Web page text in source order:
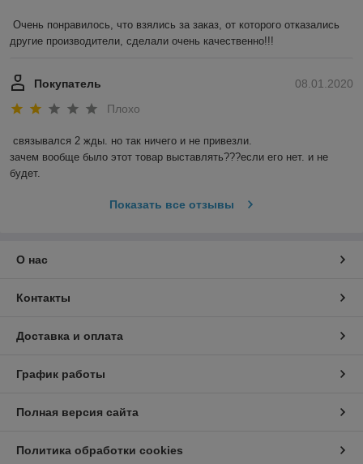
Очень понравилось, что взялись за заказ, от которого отказались
другие производители, сделали очень качественно!!!
08.01.2020
Покупатель
Плохо
связывался 2 жды. но так ничего и не привезли.
зачем вообще было этот товар выставлять???если его нет. и не
будет.
Показать все отзывы
О нас
Контакты
Доставка и оплата
График работы
Полная версия сайта
Политика обработки cookies